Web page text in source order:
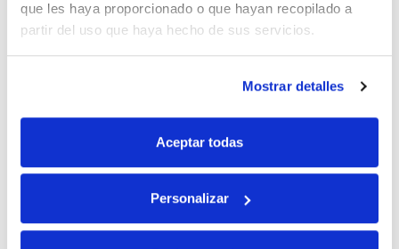
que les haya proporcionado o que hayan recopilado a
partir del uso que haya hecho de sus servicios.
Mostrar detalles
Aceptar todas
Personalizar
10% de descuento
con tu primera compra.
a nuestra newsletter para recibir nuestras